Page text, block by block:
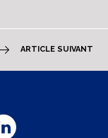
ARTICLE SUIVANT
L